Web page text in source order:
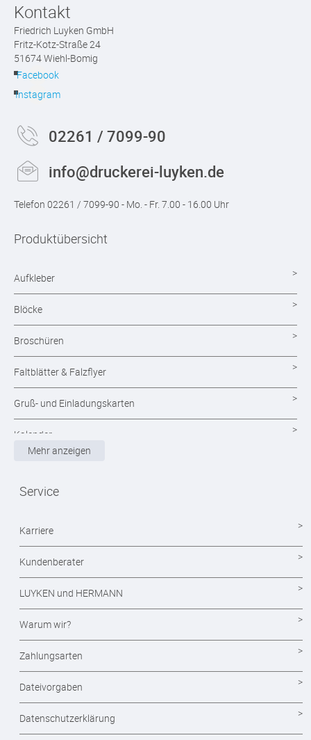
Kontakt
Friedrich Luyken GmbH
Fritz-Kotz-Straße 24
51674 Wiehl-Bomig
Facebook
Instagram
02261 / 7099-90
info@druckerei-luyken.de
Telefon 02261 / 7099-90 - Mo. - Fr. 7.00 - 16.00 Uhr
Produktübersicht
Aufkleber
Blöcke
Broschüren
Faltblätter & Falzflyer
Gruß- und Einladungskarten
Kalender
Mappen drucken
Notizblöcke
Durchschreibesätze
Formulare - Formularsätze
Endlosformulare
Briefpapier
Briefumschläge
Visitenkarten drucken
Mehr anzeigen
Service
Karriere
Kundenberater
LUYKEN und HERMANN
Warum wir?
Zahlungsarten
Dateivorgaben
Datenschutzerklärung